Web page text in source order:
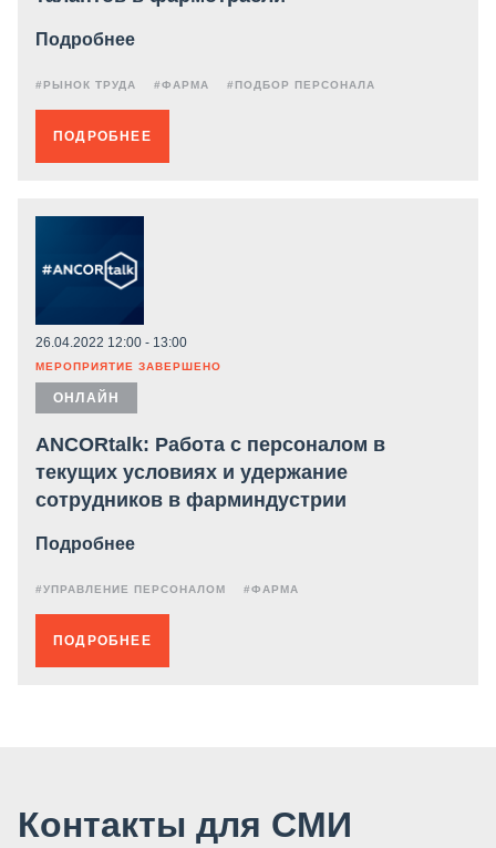
Подробнее
#РЫНОК ТРУДА #ФАРМА #ПОДБОР ПЕРСОНАЛА
ПОДРОБНЕЕ
26.04.2022 12:00 - 13:00
МЕРОПРИЯТИЕ ЗАВЕРШЕНО
ОНЛАЙН
ANCORtalk: Работа с персоналом в
текущих условиях и удержание
сотрудников в фарминдустрии
Подробнее
#УПРАВЛЕНИЕ ПЕРСОНАЛОМ #ФАРМА
ПОДРОБНЕЕ
Контакты для СМИ